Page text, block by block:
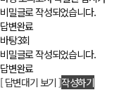
비밀글로 작성되었습니다.
답변완료
바탕3회
비밀글로 작성되었습니다.
답변완료
[ 답변대기 보기 ]작성하기